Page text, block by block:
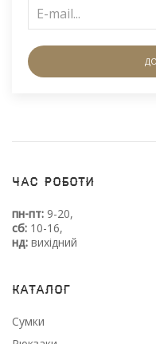
Час роботи
пн-пт: 9-20,
сб: 10-16,
нд: вихідний
Каталог
Сумки